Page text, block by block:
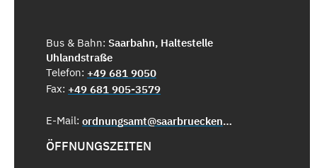
Bus & Bahn: Saarbahn, Haltestelle
Uhlandstraße
Telefon: +49 681 9050
Fax: +49 681 905-3579
E-Mail: ordnungsamt@saarbruecken.de
ÖFFNUNGSZEITEN